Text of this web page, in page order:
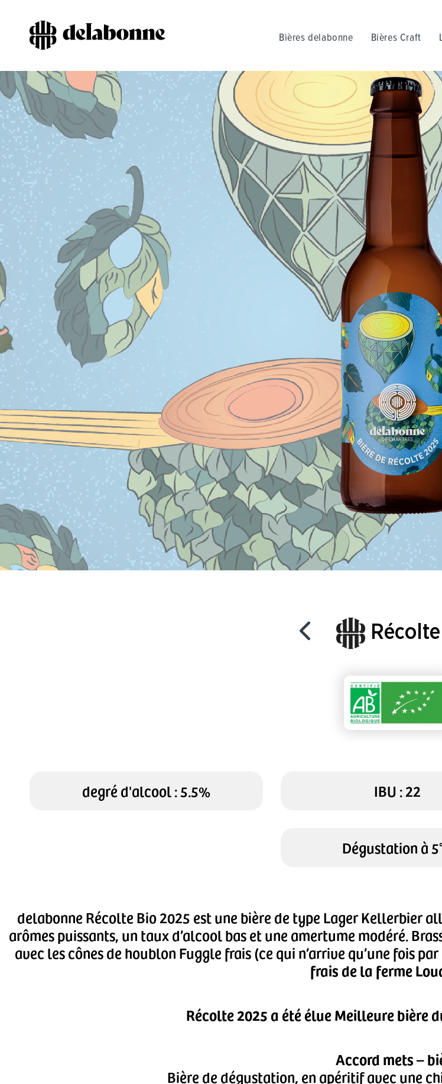
Bières delabonne Bières Craft
degré d'alcool : 5.5% IBU : 22
Dégustation à
delabonne Récolte Bio 2025 est une bière de type Lager Kellerbier
arômes puissants, un taux d’alcool bas et une amertume modéré.
avec les cônes de houblon Fuggle frais (ce qui n’arrive qu’une fois par
frais de la ferme
Récolte 2025 a été élue Meilleure bière
Accord mets –
Bière de dégustation, en apéritif avec une